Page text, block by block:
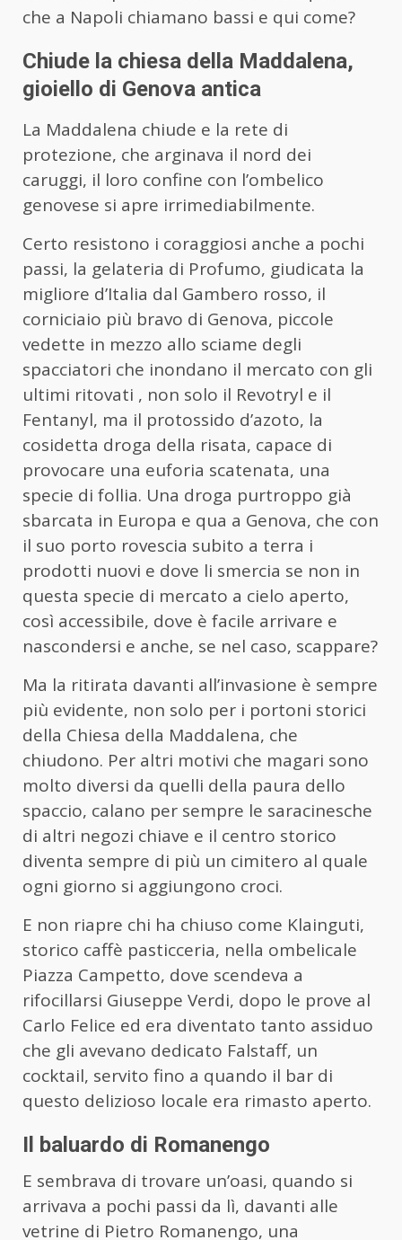
che a Napoli chiamano bassi e qui come?
Chiude la chiesa della Maddalena,
gioiello di Genova antica
La Maddalena chiude e la rete di
protezione, che arginava il nord dei
caruggi, il loro confine con l’ombelico
genovese si apre irrimediabilmente.
Certo resistono i coraggiosi anche a pochi
passi, la gelateria di Profumo, giudicata la
migliore d’Italia dal Gambero rosso, il
corniciaio più bravo di Genova, piccole
vedette in mezzo allo sciame degli
spacciatori che inondano il mercato con gli
ultimi ritovati , non solo il Revotryl e il
Fentanyl, ma il protossido d’azoto, la
cosidetta droga della risata, capace di
provocare una euforia scatenata, una
specie di follia. Una droga purtroppo già
sbarcata in Europa e qua a Genova, che con
il suo porto rovescia subito a terra i
prodotti nuovi e dove li smercia se non in
questa specie di mercato a cielo aperto,
così accessibile, dove è facile arrivare e
nascondersi e anche, se nel caso, scappare?
Ma la ritirata davanti all’invasione è sempre
più evidente, non solo per i portoni storici
della Chiesa della Maddalena, che
chiudono. Per altri motivi che magari sono
molto diversi da quelli della paura dello
spaccio, calano per sempre le saracinesche
di altri negozi chiave e il centro storico
diventa sempre di più un cimitero al quale
ogni giorno si aggiungono croci.
E non riapre chi ha chiuso come Klainguti,
storico caffè pasticceria, nella ombelicale
Piazza Campetto, dove scendeva a
rifocillarsi Giuseppe Verdi, dopo le prove al
Carlo Felice ed era diventato tanto assiduo
che gli avevano dedicato Falstaff, un
cocktail, servito fino a quando il bar di
questo delizioso locale era rimasto aperto.
Il baluardo di Romanengo
E sembrava di trovare un’oasi, quando si
arrivava a pochi passi da lì, davanti alle
vetrine di Pietro Romanengo, una